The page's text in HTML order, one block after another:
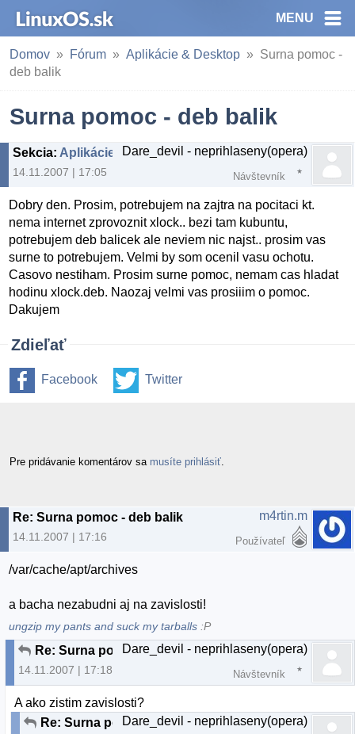
MENU
Domov Fórum Aplikácie & Desktop
Surna pomoc -
deb balik
Surna pomoc - deb balik
Sekcia: Aplikácie & Desktop
14.11.2007 | 17:05
Dare_devil - neprihlaseny(opera)
Návštevník
Dobry den. Prosim, potrebujem na zajtra na pocitaci kt.
nema internet zprovoznit xlock.. bezi tam kubuntu,
potrebujem deb balicek ale neviem nic najst.. prosim vas
surne to potrebujem. Velmi by som ocenil vasu ochotu.
Casovo nestiham. Prosim surne pomoc, nemam cas hladat
hodinu xlock.deb. Naozaj velmi vas prosiiim o pomoc.
Dakujem
Zdieľať
Facebook Twitter
Pre pridávanie komentárov sa musíte prihlásiť
Re: Surna pomoc - deb balik
14.11.2007 | 17:16
m4rtin.m
Používateľ
/var/cache/apt/archives
a bacha nezabudni aj na zavislosti!
ungzip my pants and suck my tarballs :P
Re: Surna pomoc - deb balik
14.11.2007 | 17:18
Dare_devil - neprihlaseny(opera)
Návštevník
A ako zistim zavislosti?
Re: Surna pomoc - deb balik
Dare_devil - neprihlaseny(opera)